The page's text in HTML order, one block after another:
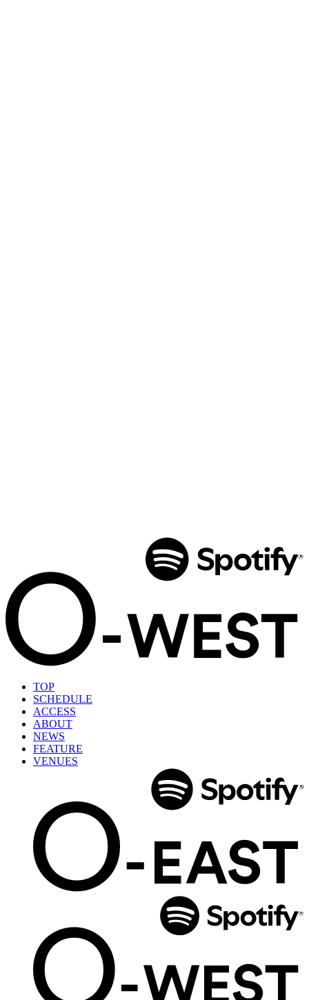
TOP
SCHEDULE
ACCESS
ABOUT
NEWS
FEATURE
VENUES